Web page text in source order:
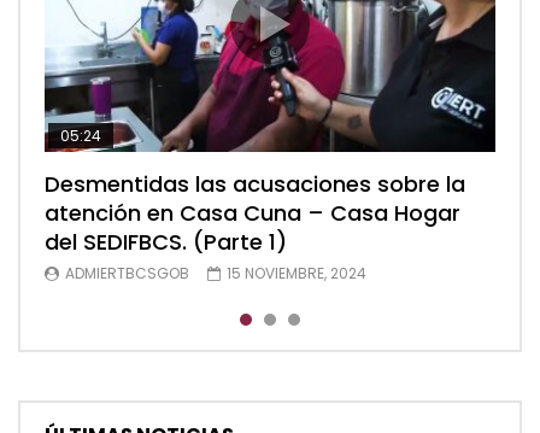
05:24
Desmentidas las acusaciones sobre la
atención en Casa Cuna – Casa Hogar
del SEDIFBCS. (Parte 1)
ADMIERTBCSGOB 15 NOVIEMBRE, 2024
04:28
Desmentidas las acusaciones sobre la
atención en Casa Cuna – Casa Hogar
del SEDIFBCS. (Parte 2)
ADMIERTBCSGOB 15 NOVIEMBRE, 2024
05:48
Desmentidas las acusaciones sobre la
atención en Casa Cuna – Casa Hogar
del SEDIFBCS (Parte 3)
ADMIERTBCSGOB 15 NOVIEMBRE, 2024